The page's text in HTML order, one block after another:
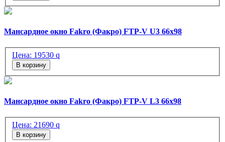
Мансардное окно Fakro (Факро) FTP-V U3 66х98
Цена: 19530 q
В корзину
Мансардное окно Fakro (Факро) FTP-V L3 66х98
Цена: 21690 q
В корзину